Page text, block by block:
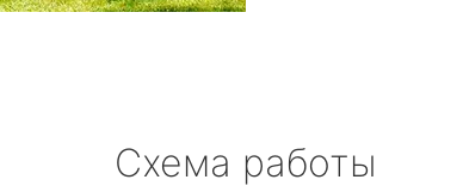
Схема работы